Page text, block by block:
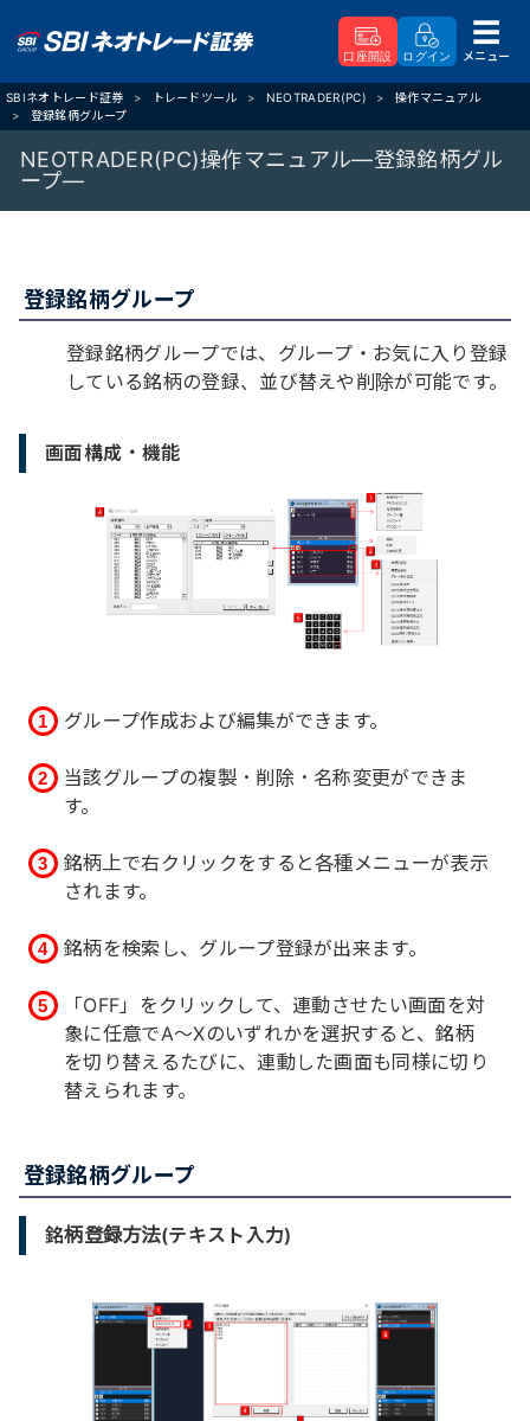
口座開設 ログイン メニュー
SBIネオトレード証券 トレードツール NEOTRADER(PC)
操作マニュアル
登録銘柄グループ
NEOTRADER(PC)操作マニュアル―登録銘柄グル
ープ―
登録銘柄グループ
登録銘柄グループでは、グループ・お気に入り登録
している銘柄の登録、並び替えや削除が可能です。
画面構成・機能
グループ作成および編集ができます。
当該グループの複製・削除・名称変更ができま
す。
銘柄上で右クリックをすると各種メニューが表示
されます。
銘柄を検索し、グループ登録が出来ます。
「OFF」をクリックして、連動させたい画面を対
象に任意でA～Xのいずれかを選択すると、銘柄
を切り替えるたびに、連動した画面も同様に切り
替えられます。
登録銘柄グループ
銘柄登録方法(テキスト入力)